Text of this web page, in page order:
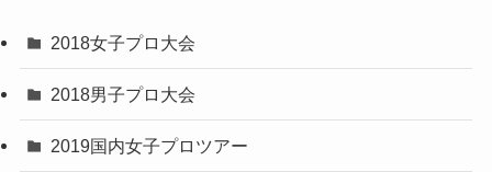
2018女子プロ大会
2018男子プロ大会
2019国内女子プロツアー